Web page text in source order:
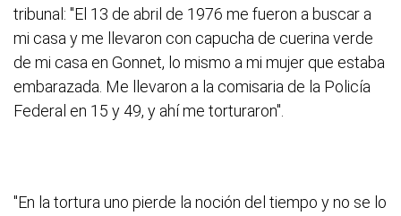
tribunal: "El 13 de abril de 1976 me fueron a buscar a
mi casa y me llevaron con capucha de cuerina verde
de mi casa en Gonnet, lo mismo a mi mujer que estaba
embarazada. Me llevaron a la comisaria de la Policía
Federal en 15 y 49, y ahí me torturaron".
"En la tortura uno pierde la noción del tiempo y no se lo